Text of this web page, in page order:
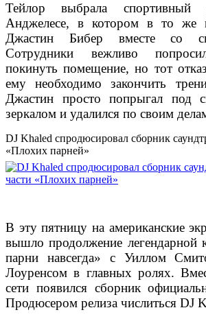
Тейлор выбрала
Анджелесе, в котором в то же
Джастин Бибер вместе со
Сотрудники вежливо
покинуть помещение, но тот
ему необходимо закончить
Джастин просто попрыгал под
зеркалом и удалился по своим
DJ Khaled спродюсировал сборник
«Плохих парней»
В эту пятницу на американские
вышло продолжение легендарной
парни навсегда» с Уиллом
Лоуренсом в главных ролях.
сети появился сборник
Продюсером релиза числиться DJ